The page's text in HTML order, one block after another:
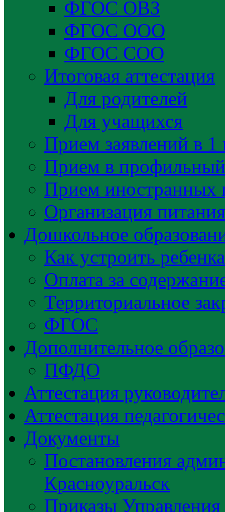
ФГОС ОВЗ
ФГОС ООО
ФГОС СОО
Итоговая аттестация
Для родителей
Для учащихся
Прием заявлений в 1
Прием в
Прием иностранных
Организация
Дошкольное
Как устроить
Оплата за
Территориальное
ФГОС
Дополнительное
ПФДО
Аттестация
Аттестация
Документы
Постановления
Красноуральск
Приказы Управления